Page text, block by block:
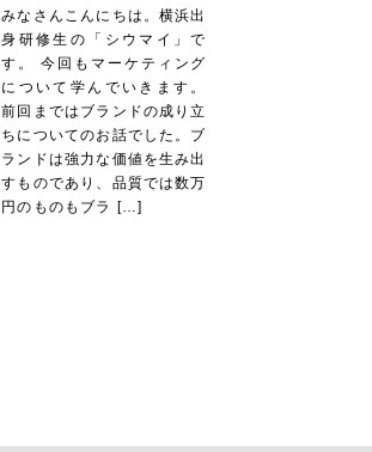
みなさんこんにちは。横浜出
身研修生の「シウマイ」で
す。 今回もマーケティング
について学んでいきます。
前回まではブランドの成り立
ちについてのお話でした。ブ
ランドは強力な価値を生み出
すものであり、品質では数万
円のものもブラ […]